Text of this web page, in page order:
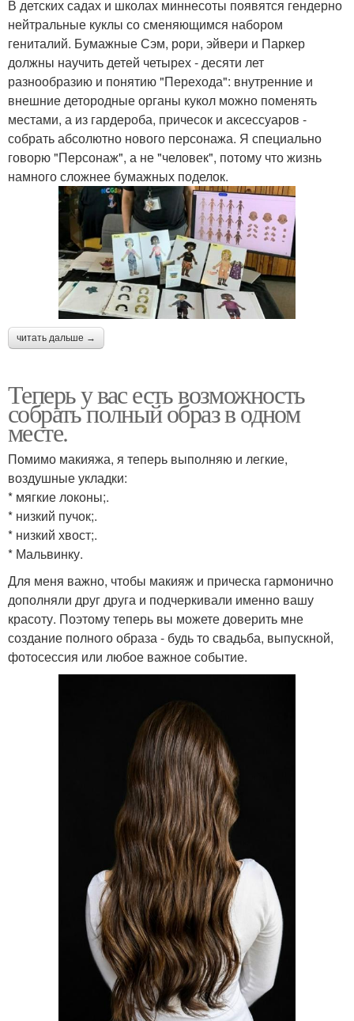
В детских садах и школах миннесоты появятся гендерно
нейтральные куклы со сменяющимся набором
гениталий. Бумажные Сэм, рори, эйвери и Паркер
должны научить детей четырех - десяти лет
разнообразию и понятию "Перехода": внутренние и
внешние детородные органы кукол можно поменять
местами, а из гардероба, причесок и аксессуаров -
собрать абсолютно нового персонажа. Я специально
говорю "Персонаж", а не "человек", потому что жизнь
намного сложнее бумажных поделок.
читать дальше →
Теперь у вас есть возможность
собрать полный образ в одном
месте.
Помимо макияжа, я теперь выполняю и легкие,
воздушные укладки:
* мягкие локоны;.
* низкий пучок;.
* низкий хвост;.
* Мальвинку.
Для меня важно, чтобы макияж и прическа гармонично
дополняли друг друга и подчеркивали именно вашу
красоту. Поэтому теперь вы можете доверить мне
создание полного образа - будь то свадьба, выпускной,
фотосессия или любое важное событие.